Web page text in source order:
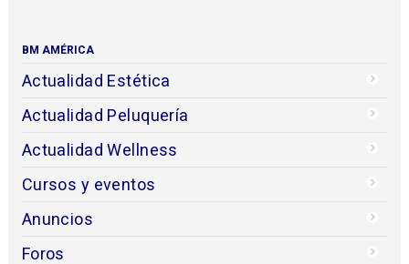
BM AMÉRICA
Actualidad Estética
Actualidad Peluquería
Actualidad Wellness
Cursos y eventos
Anuncios
Foros